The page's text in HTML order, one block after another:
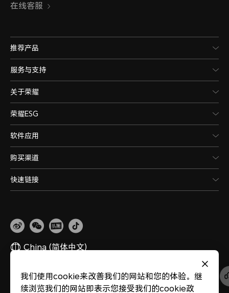
在线客服
推荐产品
服务与支持
关于荣耀
荣耀ESG
软件应用
购买渠道
快速链接
China (简体中文)
网站地图 隐私政策 使用条款 关于cookies 法律信息 除名查询
版权所有 © 荣耀终端股份有限公司 2020-2026 保留一切权利。 粤公网安备
我们使用cookie来改善我们的网站和您的体验。继
续浏览我们的网站即表示您接受我们的cookie政